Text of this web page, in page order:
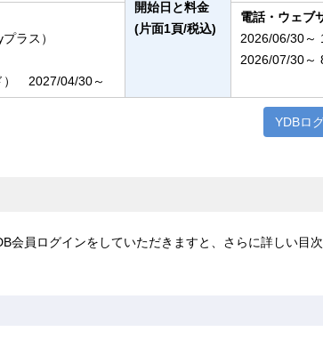
開始日と料金
(片面1頁/税込)
プラス）
） 2027/04/30～
電話・ウェブ
2026/06/30～
2026/07/30～
YDBロ
会員ログインをしていただきますと、さらに詳しい目